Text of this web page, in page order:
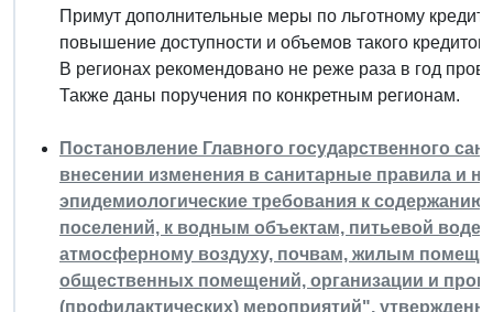
Примут дополнительные меры по льготному
повышение доступности и объемов такого
В регионах рекомендовано не реже раза в год
Также даны поручения по конкретным регионам.
Постановление Главного государственного
внесении изменения в санитарные правила и
эпидемиологические требования к содержанию
поселений, к водным объектам, питьевой
атмосферному воздуху, почвам, жилым
общественных помещений, организации и
(профилактических) мероприятий",